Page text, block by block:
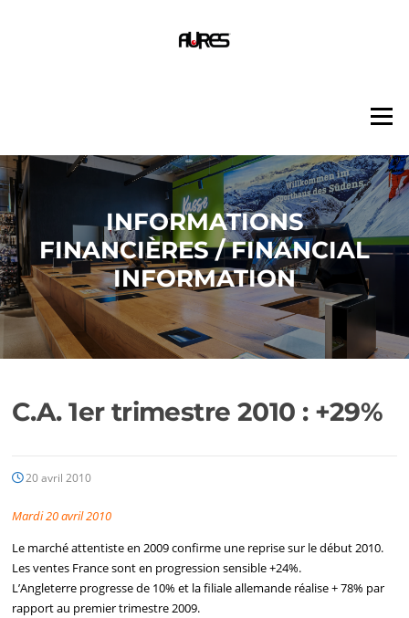
Menu
INFORMATIONS
FINANCIÈRES / FINANCIAL
INFORMATION
C.A. 1er trimestre 2010 : +29%
20 avril 2010
Mardi 20 avril 2010
Le marché attentiste en 2009 confirme une reprise sur le début 2010.
Les ventes France sont en progression sensible +24%.
L’Angleterre progresse de 10% et la filiale allemande réalise + 78% par
rapport au premier trimestre 2009.